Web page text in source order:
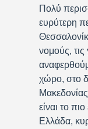
Πολύ
ευρύτερη
νομούς,
χώρο, στο
είναι το
Ελλάδα,